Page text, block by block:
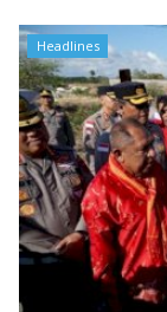
Headlines